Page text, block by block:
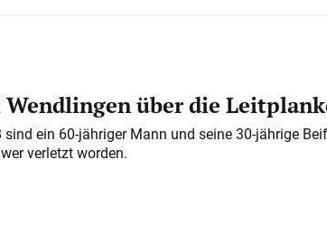
über die
sind ein 60-jähriger Mann und seine 30-jährige
verletzt worden.